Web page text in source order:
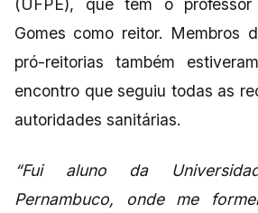
(UFPE), que tem o
Gomes como reitor. Membros
pró-reitorias também
encontro que seguiu todas as
autoridades sanitárias.
“Fui aluno da
Pernambuco, onde me